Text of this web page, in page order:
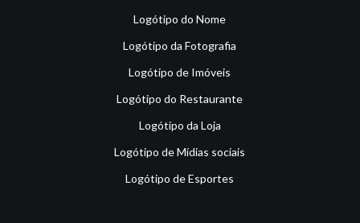
Logótipo do Nome
Logótipo da Fotografia
Logótipo de Imóveis
Logótipo do Restaurante
Logótipo da Loja
Logótipo de Mídias sociais
Logótipo de Esportes